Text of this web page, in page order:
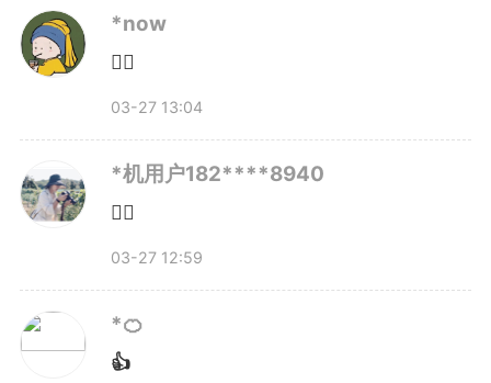
这家叫“广德一品装饰设计”的
公司，在宣城市发布春假倡议后的
第三天，就宣布给每位员工放3天
带薪春假，时间与学生春假一致
——4月1日到3日。
“我们放的春假与学生春假时
*now‌
👍🏻
03-27 13:04
*机用户182****8940
👍🏻
03-27 12:59
*🍊
👍